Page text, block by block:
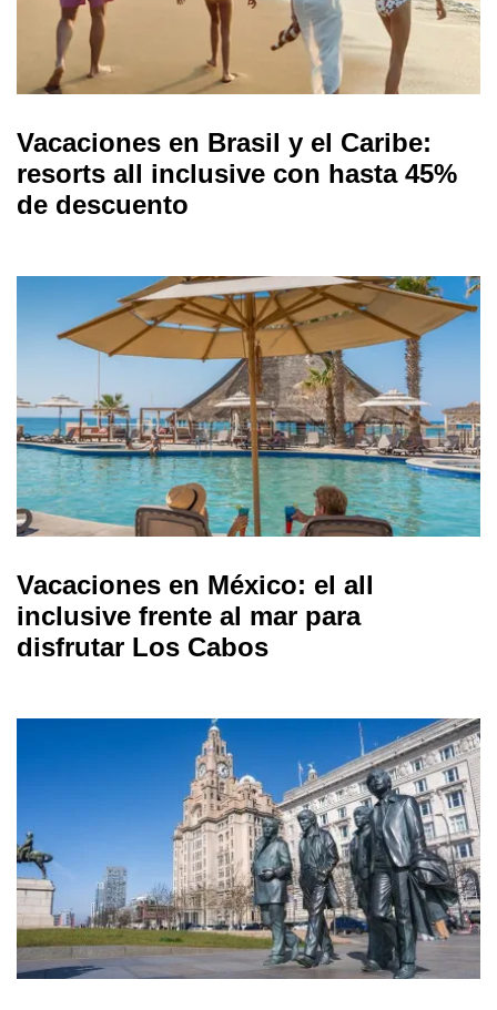
Vacaciones en Brasil y el Caribe:
resorts all inclusive con hasta 45%
de descuento
Vacaciones en México: el all
inclusive frente al mar para
disfrutar Los Cabos